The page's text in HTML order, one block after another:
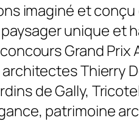
imaginé et
unique et
Grand
Thierry
de Gally,
patrimoine